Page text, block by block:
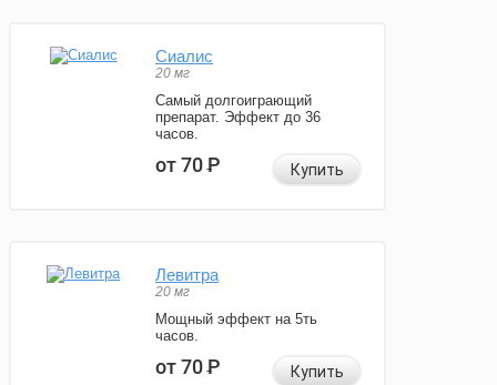
Сиалис
20 мг
Самый долгоиграющий
препарат. Эффект до 36
часов.
от 70Р Купить
Левитра
20 мг
Мощный эффект на 5ть
часов.
от 70Р Купить